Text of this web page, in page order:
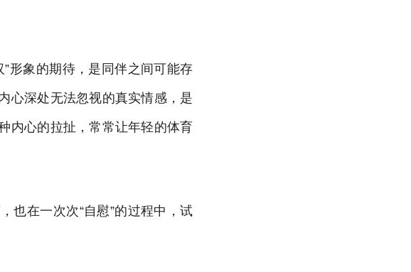
形象的期待，是同伴之间可能存
心深处无法忽视的真实情感，是
内心的拉扯，常常让年轻的体育
也在一次次“自慰”的过程中，试